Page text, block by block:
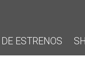
ESTRENOS